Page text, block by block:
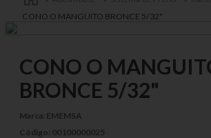
CONO O MANGUITO BRONCE 5/32"
CONO O
BRONCE 5/32"
Marca: EMEMSA
Código: 00100000025